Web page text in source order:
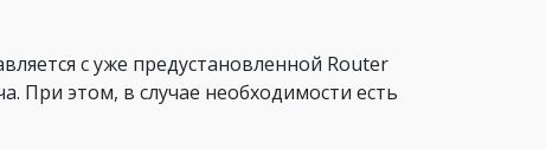
с уже предустановленной Router
При этом, в случае необходимости есть